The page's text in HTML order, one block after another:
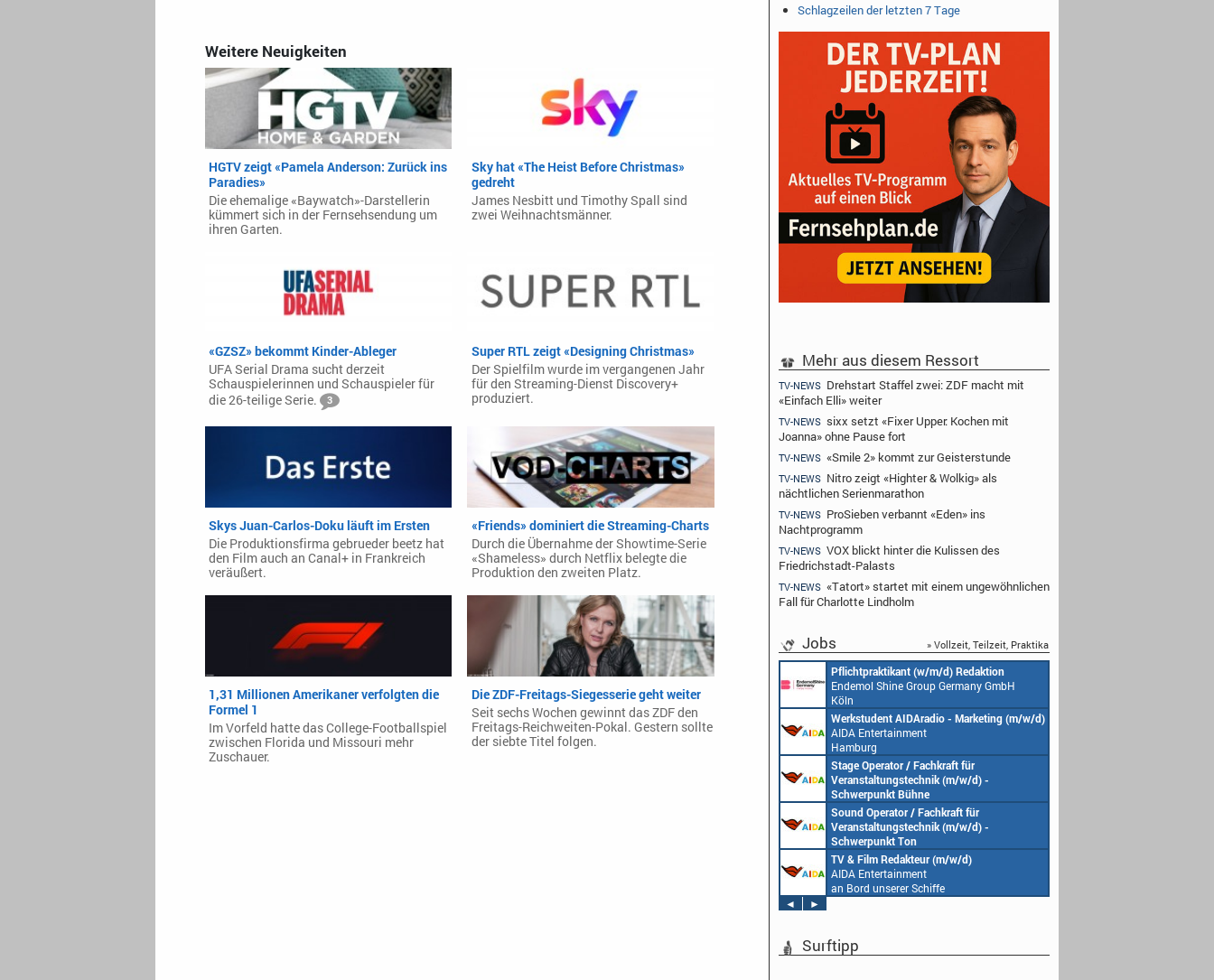
Weitere Neuigkeiten
HGTV zeigt «Pamela Anderson: Zurück ins
Paradies»
Die ehemalige «Baywatch»-Darstellerin
kümmert sich in der Fernsehsendung um
ihren Garten.
Sky hat «The Heist Before Christmas»
gedreht
James Nesbitt und Timothy Spall sind
zwei Weihnachtsmänner.
«GZSZ» bekommt Kinder-Ableger
UFA Serial Drama sucht derzeit
Schauspielerinnen und Schauspieler für
die 26-teilige Serie.
3
Super RTL zeigt «Designing Christmas»
Der Spielfilm wurde im vergangenen Jahr
für den Streaming-Dienst Discovery+
produziert.
Skys Juan-Carlos-Doku läuft im Ersten
Die Produktionsfirma gebrueder beetz hat
den Film auch an Canal+ in Frankreich
veräußert.
«Friends» dominiert die Streaming-Charts
Durch die Übernahme der Showtime-Serie
«Shameless» durch Netflix belegte die
Produktion den zweiten Platz.
1,31 Millionen Amerikaner verfolgten die
Formel 1
Im Vorfeld hatte das College-Footballspiel
zwischen Florida und Missouri mehr
Zuschauer.
Die ZDF-Freitags-Siegesserie geht weiter
Seit sechs Wochen gewinnt das ZDF den
Freitags-Reichweiten-Pokal. Gestern sollte
der siebte Titel folgen.
Schlagzeilen der letzten 7 Tage
Mehr aus diesem Ressort
TV-NEWS Drehstart Staffel zwei: ZDF macht mit
«Einfach Elli» weiter
TV-NEWS sixx setzt «Fixer Upper: Kochen mit
Joanna» ohne Pause fort
TV-NEWS «Smile 2» kommt zur Geisterstunde
TV-NEWS Nitro zeigt «Highter & Wolkig» als
nächtlichen Serienmarathon
TV-NEWS ProSieben verbannt «Eden» ins
Nachtprogramm
TV-NEWS VOX blickt hinter die Kulissen des
Friedrichstadt-Palasts
TV-NEWS «Tatort» startet mit einem ungewöhnlichen
Fall für Charlotte Lindholm
Jobs » Vollzeit, Teilzeit, Praktika
Pflichtpraktikant (w/m/d) Redaktion
Endemol Shine Group Germany GmbH
Köln
Werkstudent AIDAradio - Marketing (m/w/d)
AIDA Entertainment
Hamburg
Stage Operator / Fachkraft für
Veranstaltungstechnik (m/w/d) -
Schwerpunkt Bühne
AIDA Entertainment
an Bord unserer Schiffe
Sound Operator / Fachkraft für
Veranstaltungstechnik (m/w/d) -
Schwerpunkt Ton
AIDA Entertainment
an Bord unserer Schiffe
TV & Film Redakteur (m/w/d)
AIDA Entertainment
an Bord unserer Schiffe
◄
►
Surftipp